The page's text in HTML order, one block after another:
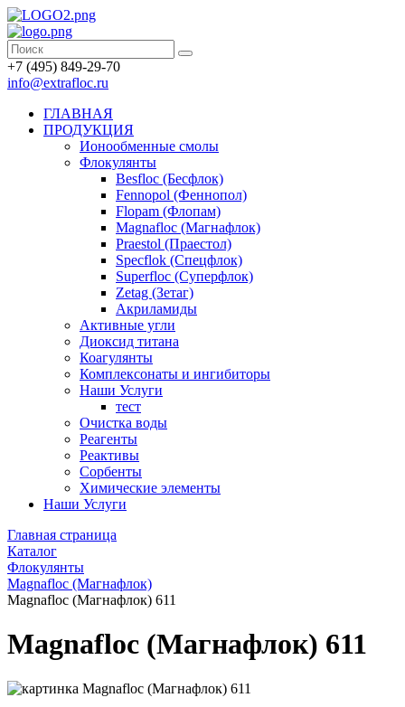
+7 (495) 849-29-70
info@extrafloc.ru
ГЛАВНАЯ
ПРОДУКЦИЯ
Ионообменные смолы
Флокулянты
Besfloc (Бесфлок)
Fennopol (Феннопол)
Flopam (Флопам)
Magnafloc (Магнафлок)
Praestol (Праестол)
Specflok (Спецфлок)
Superfloc (Суперфлок)
Zetag (Зетаг)
Акриламиды
Активные угли
Диоксид титана
Коагулянты
Комплексонаты и ингибиторы
Наши Услуги
тест
Очистка воды
Реагенты
Реактивы
Сорбенты
Химические элементы
Наши Услуги
Главная страница
Каталог
Флокулянты
Magnafloc (Магнафлок)
Magnafloc (Магнафлок) 611
Magnafloc (Магнафлок) 611